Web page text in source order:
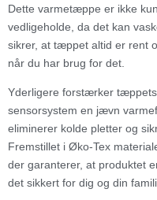
Dette varmetæppe er ikke
vedligeholde, da det kan
sikrer, at tæppet altid er rent
når du har brug for det.
Yderligere forstærker
sensorsystem en jævn
eliminerer kolde pletter og
Fremstillet i Øko-Tex
der garanterer, at produktet
det sikkert for dig og din